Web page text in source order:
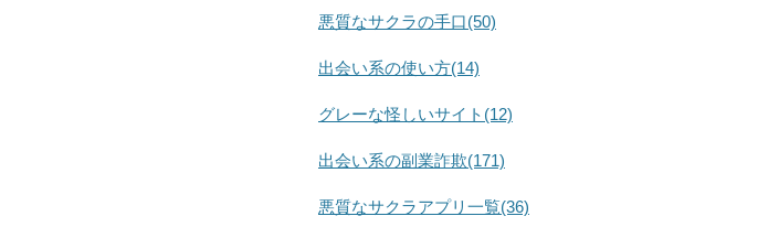
悪質なサクラの手口(50)
出会い系の使い方(14)
グレーな怪しいサイト(12)
出会い系の副業詐欺(171)
悪質なサクラアプリ一覧(36)